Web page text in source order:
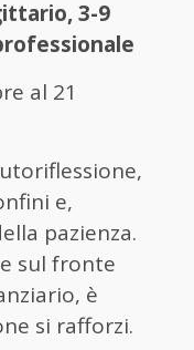
3-9
al 21
e,
pazienza.
sul fronte
è
si rafforzi.